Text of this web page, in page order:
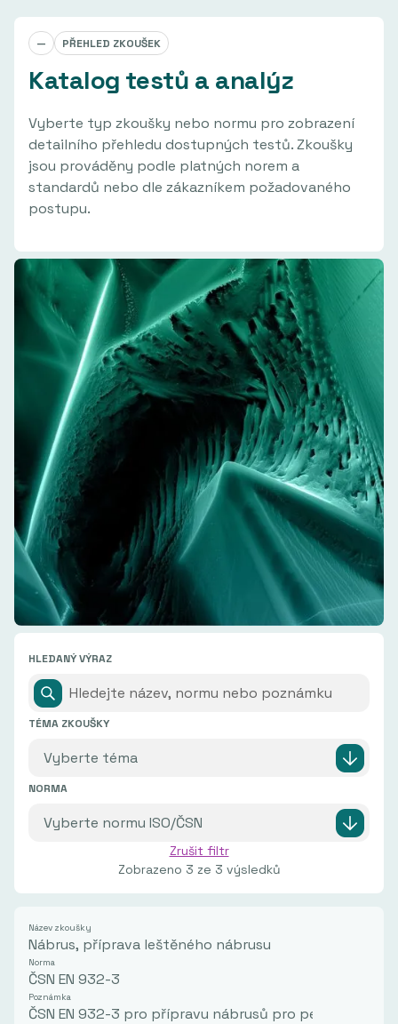
— PŘEHLED ZKOUŠEK
Katalog testů a analýz
Vyberte typ zkoušky nebo normu pro zobrazení
detailního přehledu dostupných testů. Zkoušky
jsou prováděny podle platných norem a
standardů nebo dle zákazníkem požadovaného
postupu.
HLEDANÝ VÝRAZ
TÉMA ZKOUŠKY
NORMA
Zrušit filtr
Zobrazeno 3 ze 3 výsledků
Název zkoušky
Nábrus, příprava leštěného nábrusu
Norma
ČSN EN 932-3
Poznámka
ČSN EN 932-3 pro přípravu nábrusů pro